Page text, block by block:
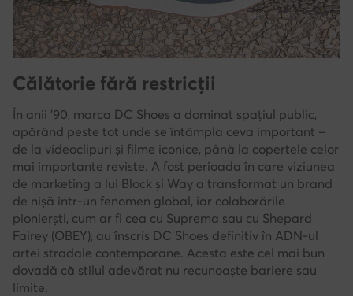
Călătorie fără restricții
În anii '90, marca DC Shoes a dominat spațiul public,
apărând peste tot unde se întâmpla ceva important –
de la videoclipuri și filme iconice, până la copertele celor
mai importante reviste. A fost perioada în care viziunea
de marketing a lui Block și Way a transformat un brand
de nișă într-un fenomen global, iar colaborările
pionierști, cum ar fi cea cu Suprema sau cu Shepard
Fairey (OBEY), au înscris DC Shoes definitiv în ADN-ul
artei stradale contemporane. Acesta este cel mai bun
dovadă că stilul adevărat nu recunoaște bariere sau
limite.